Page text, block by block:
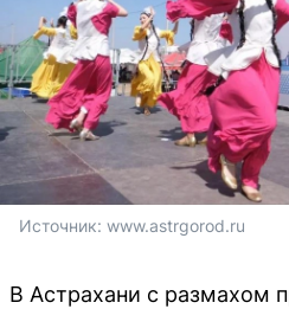
Источник: www.astrgorod.ru
В Астрахани с размахом